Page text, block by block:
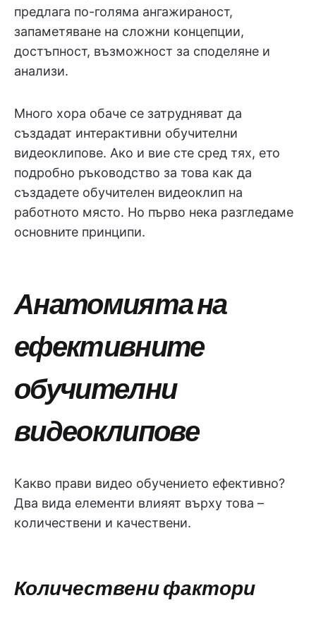
предлага по-голяма ангажираност,
запаметяване на сложни концепции,
достъпност, възможност за споделяне и
анализи.
Много хора обаче се затрудняват да
създадат интерактивни обучителни
видеоклипове. Ако и вие сте сред тях, ето
подробно ръководство за това как да
създадете обучителен видеоклип на
работното място. Но първо нека разгледаме
основните принципи.
Анатомията на
ефективните
обучителни
видеоклипове
Какво прави видео обучението ефективно?
Два вида елементи влияят върху това –
количествени и качествени.
Количествени фактори